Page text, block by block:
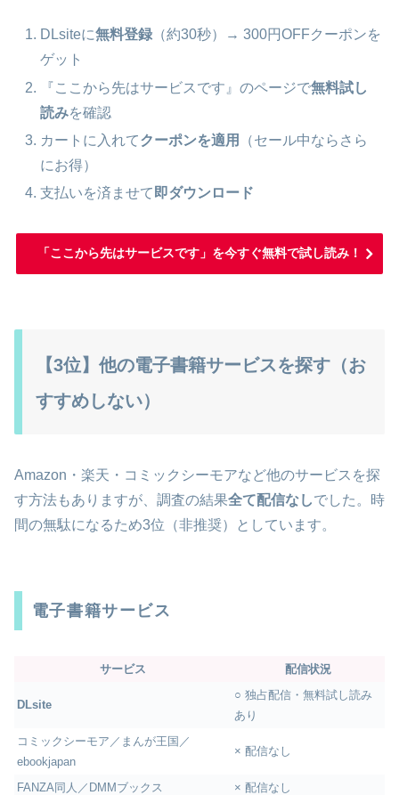
DLsiteに無料登録 （約30秒）→ 300円OFFクーポンを
ゲット
『ここから先はサービスです』のページで無料試し
読みを確認
カートに入れてクーポンを適用
（セール中ならさら
にお得）
支払いを済ませて 即ダウンロード
「ここから先はサービスです」を今すぐ無料で試し読み！
【3位】他の電子書籍サービスを探す（お
すすめしない）
Amazon・楽天・コミックシーモアなど他のサービスを探
す方法もありますが、調査の結果全て配信なしでした。時
間の無駄になるため3位（非推奨）としています。
電子書籍サービス
サービス 配信状況
DLsite
○ 独占配信・無料試し読み
あり
コミックシーモア／まんが王国／
ebookjapan
× 配信なし
FANZA同人／DMMブックス
× 配信なし